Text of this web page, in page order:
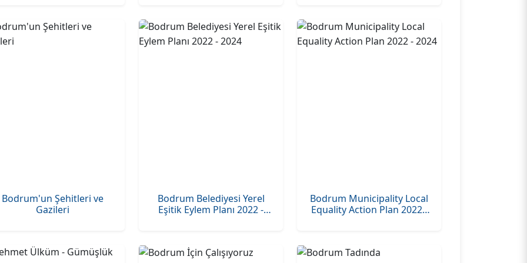
Bodrum'un Şehitleri ve
Gazileri
Bodrum Belediyesi Yerel
Eşitik Eylem Planı 2022 -
Bodrum Municipality Local
Equality Action Plan 2022 -